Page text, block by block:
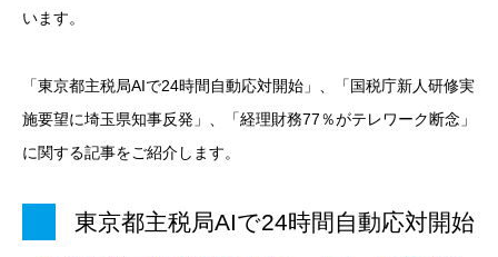
います。
「東京都主税局AIで24時間自動応対開始」、「国税庁新人研修実
施要望に埼玉県知事反発」、「経理財務77％がテレワーク断念」
に関する記事をご紹介します。
東京都主税局AIで24時間自動応対開始